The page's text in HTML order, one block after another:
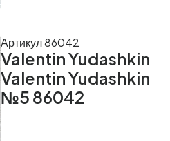
Valentin Yudashkin
Valentin Yudashkin
№5 86042
Артикул 86042